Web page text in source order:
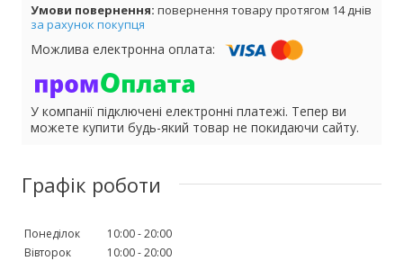
повернення товару протягом 14 днів
за рахунок покупця
У компанії підключені електронні платежі. Тепер ви
можете купити будь-який товар не покидаючи сайту.
Графік роботи
Понеділок 10:00 20:00
Вівторок
10:00 20:00